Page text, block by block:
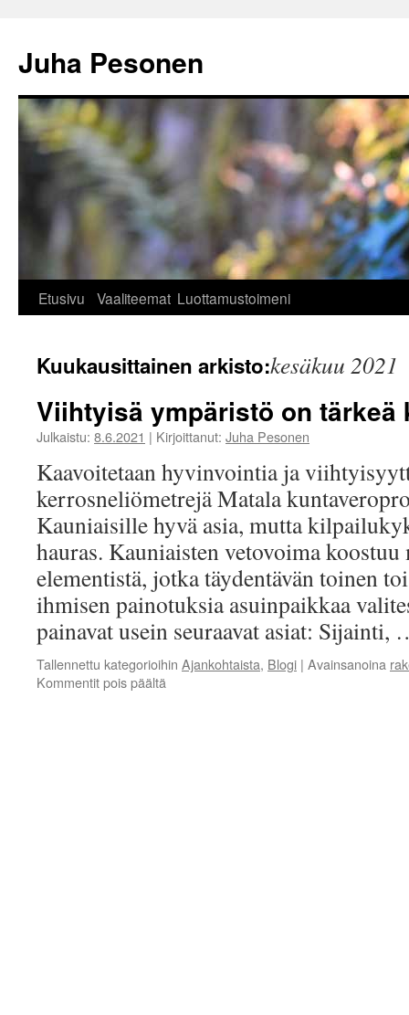
Juha Pesonen
Etusivu Vaaliteemat Luottamustoimeni
Kuukausittainen arkisto:kesäkuu 2021
Viihtyisä ympäristö on
Julkaistu: 8.6.2021 | Kirjoittanut: Juha Pesonen
Kaavoitetaan hyvinvointia ja
kerrosneliömetrejä Matala
Kauniaisille hyvä asia, mutta
hauras. Kauniaisten vetovoima koostuu
elementistä, jotka täydentävän toinen
ihmisen painotuksia asuinpaikkaa
painavat usein seuraavat asiat:
Tallennettu kategorioihin Ajankohtaista, Blogi | Avainsanoina
Kommentit pois päältä